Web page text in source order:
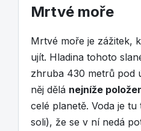
Mrtvé moře
Mrtvé moře je zážitek,
ujít. Hladina tohoto
zhruba 430 metrů pod
něj dělá nejníže
celé planetě. Voda je
soli), že se v ní nedá